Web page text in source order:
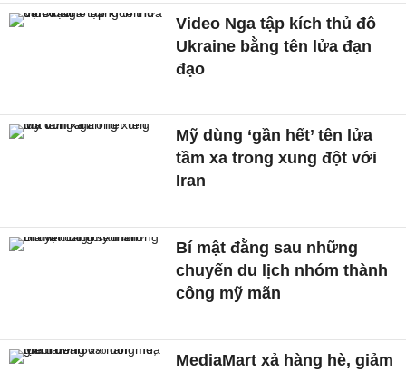
Video Nga tập kích thủ đô
Ukraine bằng tên lửa đạn
đạo
Mỹ dùng ‘gần hết’ tên lửa
tầm xa trong xung đột với
Iran
Bí mật đằng sau những
chuyến du lịch nhóm thành
công mỹ mãn
MediaMart xả hàng hè, giảm